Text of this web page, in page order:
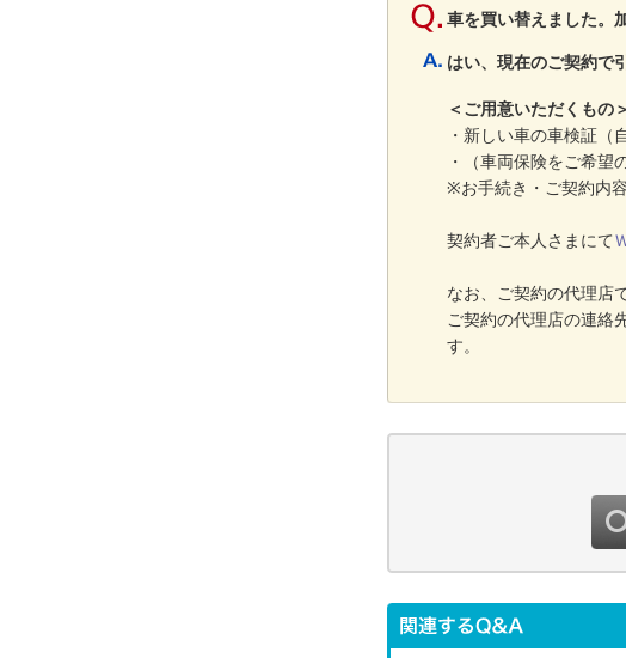
車を買い替えました。
はい、現在のご契約で
＜ご用意いただくもの＞
・新しい車の車検証（
・（車両保険をご希望
※お手続き・ご契約内
契約者ご本人さまにて
なお、ご契約の代理店
ご契約の代理店の連絡
す。